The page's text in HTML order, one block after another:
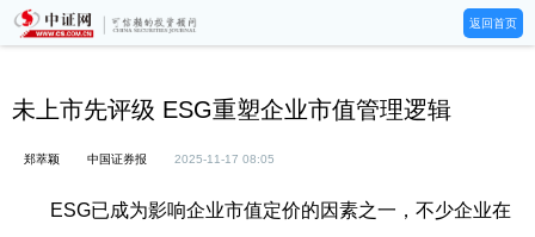
返回首页
未上市先评级 ESG重塑企业市值管理逻辑
郑萃颖 中国证券报 2025-11-17 08:05
ESG已成为影响企业市值定价的因素之一，不少企业在